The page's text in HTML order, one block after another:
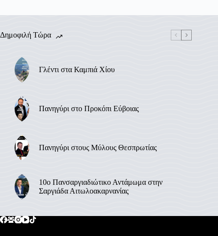
Δημοφιλή Τώρα
Γλέντι στα Καμπιά Χίου
Πανηγύρι στο Προκόπι Εύβοιας
Πανηγύρι στους Μύλους Θεσπρωτίας
10ο Πανσαργιαδιώτικο Αντάμωμα στην
Σαργιάδα Αιτωλοακαρνανίας